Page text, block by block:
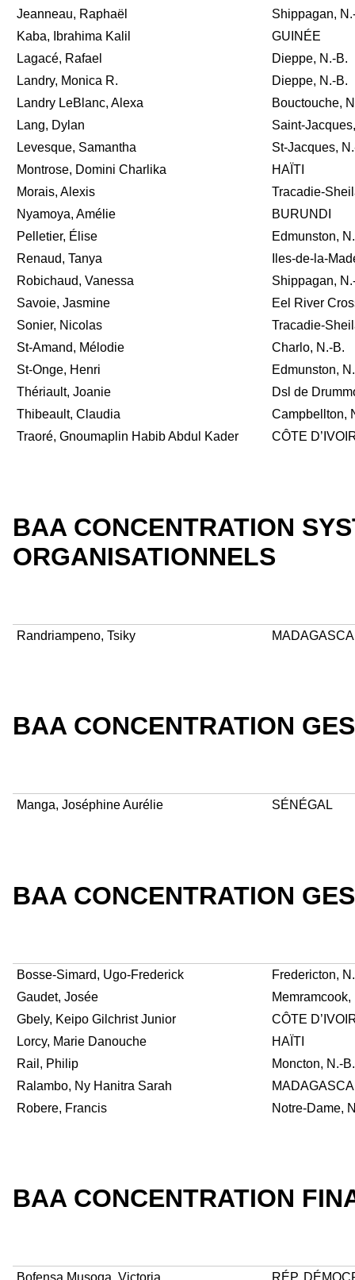
Jeanneau, Raphaël
Shippagan,
Kaba, Ibrahima Kalil
GUINÉE
Lagacé, Rafael
Dieppe, N.-B.
Landry, Monica R.
Dieppe, N.-B.
Landry LeBlanc, Alexa
Bouctouche,
Lang, Dylan
Saint-
Levesque, Samantha
St-Jacques,
Montrose, Domini Charlika
HAÏTI
Morais, Alexis
Tracadie-
Nyamoya, Amélie
BURUNDI
Pelletier, Élise
Edmunston,
Renaud, Tanya
Iles-de-la-
Robichaud, Vanessa
Shippagan,
Savoie, Jasmine
Eel River
Sonier, Nicolas
Tracadie-
St-Amand, Mélodie
Charlo, N.-B.
St-Onge, Henri
Edmunston,
Thériault, Joanie
Dsl de
Thibeault, Claudia
Campbellton,
Traoré, Gnoumaplin Habib Abdul Kader
CÔTE
BAA CONCENTRATION
ORGANISATIONNELS
Randriampeno, Tsiky
BAA CONCENTRATION
Manga, Joséphine Aurélie SÉNÉGAL
BAA CONCENTRATION
Bosse-Simard, Ugo-Frederick
Fredericton,
Gaudet, Josée
Memramcook,
Gbely, Keipo Gilchrist Junior
CÔTE
Lorcy, Marie Danouche
HAÏTI
Rail, Philip
Moncton, N.-B.
Ralambo, Ny Hanitra Sarah
Robere, Francis
Notre-Dame,
BAA CONCENTRATION